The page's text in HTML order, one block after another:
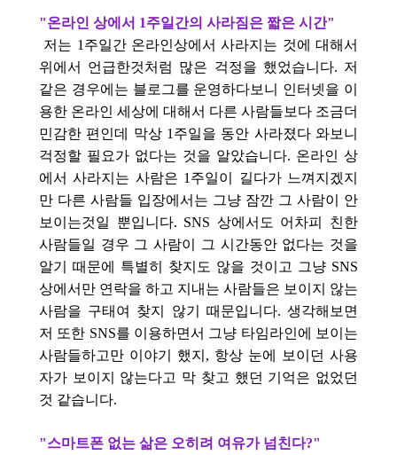
"온라인 상에서 1주일간의 사라짐은 짧은 시간"
저는 1주일간 온라인상에서 사라지는 것에 대해서
위에서 언급한것처럼 많은 걱정을 했었습니다. 저
같은 경우에는 블로그를 운영하다보니 인터넷을 이
용한 온라인 세상에 대해서 다른 사람들보다 조금더
민감한 편인데 막상 1주일을 동안 사라졌다 와보니
걱정할 필요가 없다는 것을 알았습니다. 온라인 상
에서 사라지는 사람은 1주일이 길다가 느껴지겠지
만 다른 사람들 입장에서는 그냥 잠깐 그 사람이 안
보이는것일 뿐입니다. SNS 상에서도 어차피 친한
사람들일 경우 그 사람이 그 시간동안 없다는 것을
알기 때문에 특별히 찾지도 않을 것이고 그냥 SNS
상에서만 연락을 하고 지내는 사람들은 보이지 않는
사람을 구태여 찾지 않기 때문입니다. 생각해보면
저 또한 SNS를 이용하면서 그냥 타임라인에 보이는
사람들하고만 이야기 했지, 항상 눈에 보이던 사용
자가 보이지 않는다고 막 찾고 했던 기억은 없었던
것 같습니다.
"스마트폰 없는 삶은 오히려 여유가 넘친다?"